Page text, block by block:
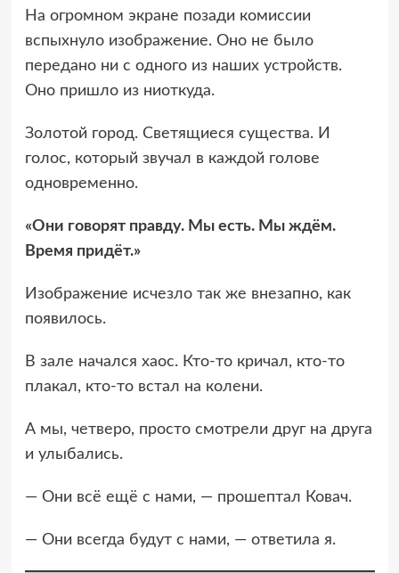
На огромном экране позади комиссии
вспыхнуло изображение. Оно не было
передано ни с одного из наших устройств.
Оно пришло из ниоткуда.
Золотой город. Светящиеся существа. И
голос, который звучал в каждой голове
одновременно.
«Они говорят правду. Мы есть. Мы ждём.
Время придёт.»
Изображение исчезло так же внезапно, как
появилось.
В зале начался хаос. Кто-то кричал, кто-то
плакал, кто-то встал на колени.
А мы, четверо, просто смотрели друг на друга
и улыбались.
— Они всё ещё с нами, — прошептал Ковач.
— Они всегда будут с нами, — ответила я.